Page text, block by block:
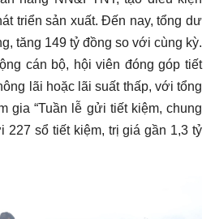
triển sản xuất. Đến nay, tổng dư
tăng 149 tỷ đồng so với cùng kỳ.
cán bộ, hội viên đóng góp tiết
lãi hoặc lãi suất thấp, với tổng
gia “Tuần lễ gửi tiết kiệm, chung
227 sổ tiết kiệm, trị giá gần 1,3 tỷ